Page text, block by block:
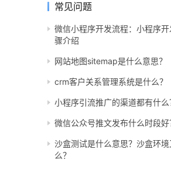
常见问题
微信小程序开发流程：小程序
骤介绍
网站地图sitemap是什么意思？
crm客户关系管理系统是什么？
小程序引流推广的渠道都有什么
微信公众号推文发布什么时段好
沙盒测试是什么意思？沙盒环
么？